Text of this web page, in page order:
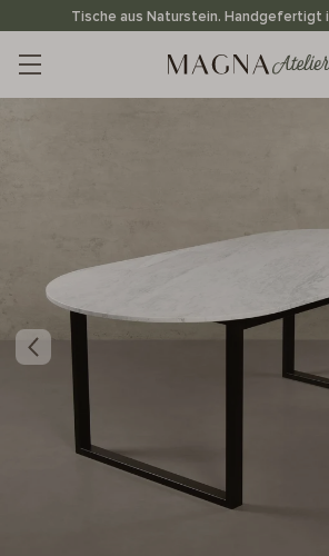
zum
Inhalt
Tische aus Naturstein. Handgefertigt